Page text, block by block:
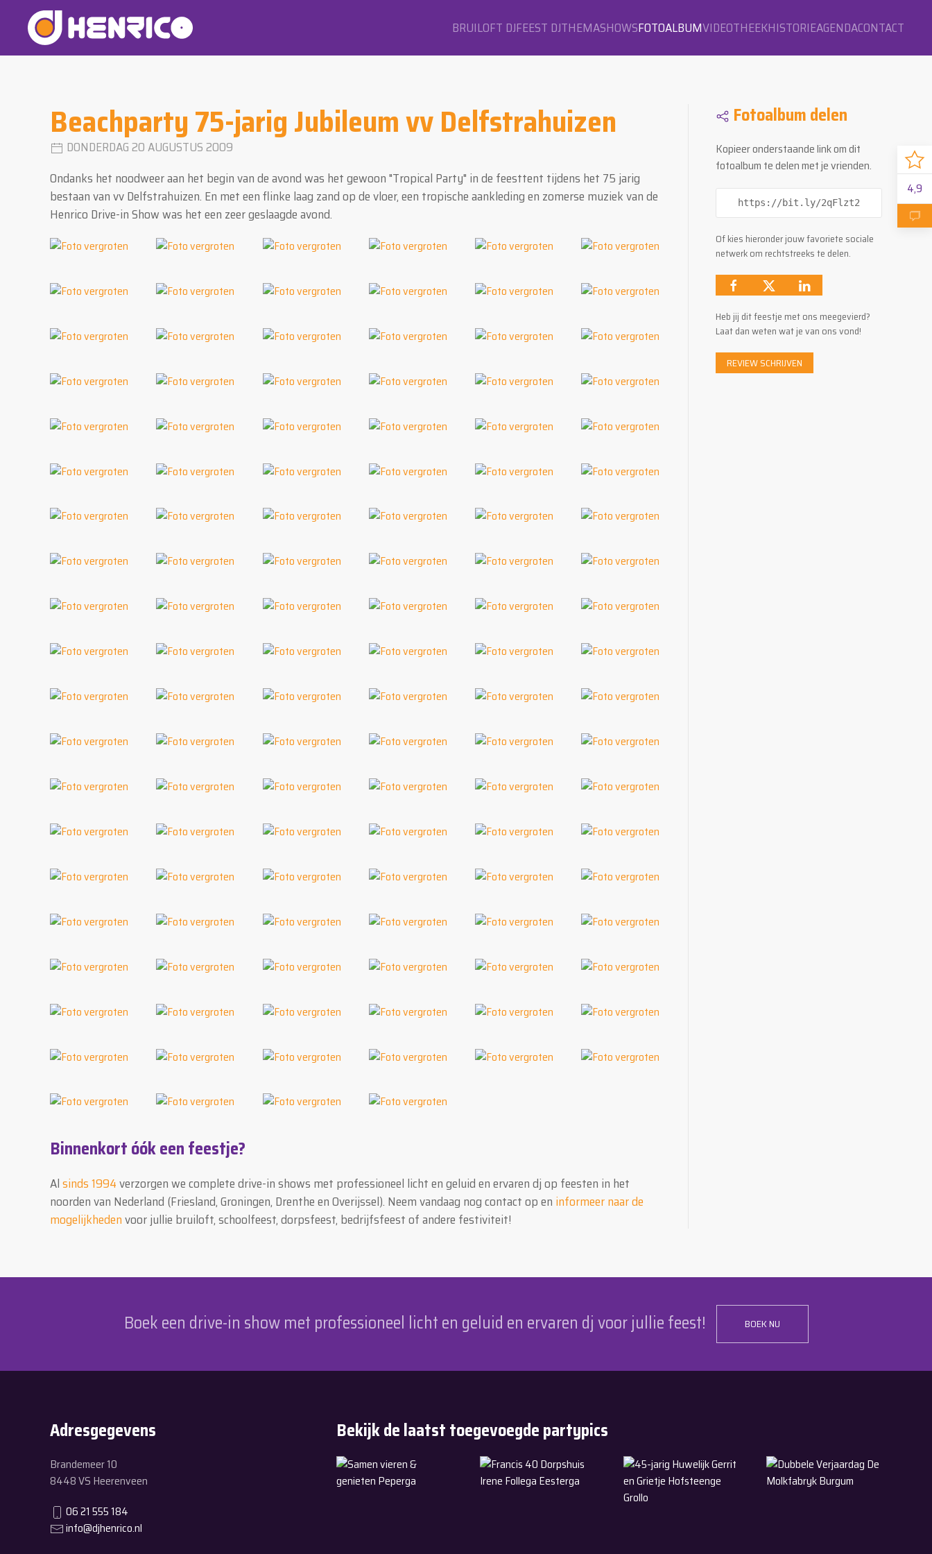
4,9
BRUILOFT DJFEEST DJTHEMASHOWSFOTOALBUMVIDEOTHEEKHISTORIEAGENDACONTACT
Beachparty 75-jarig Jubileum vv Delfstrahuizen
DONDERDAG 20 AUGUSTUS 2009
Ondanks het noodweer aan het begin van de avond was het gewoon "Tropical Party" in de feesttent tijdens het 75 jarig
bestaan van vv Delfstrahuizen. En met een flinke laag zand op de vloer, een tropische aankleding en zomerse muziek van de
Henrico Drive-in Show was het een zeer geslaagde avond.
Binnenkort óók een feestje?
Alsinds 1994verzorgen we complete drive-in shows met professioneel licht en geluid en ervaren dj op feesten in het
noorden van Nederland (Friesland, Groningen, Drenthe en Overijssel). Neem vandaag nog contact op en informeer naar de
mogelijkhedenvoor jullie bruiloft, schoolfeest, dorpsfeest, bedrijfsfeest of andere festiviteit!
Fotoalbum delen
Kopieer onderstaande link om dit
fotoalbum te delen met je vrienden.
https://bit.ly/2qFlzt2
Of kies hieronder jouw favoriete sociale
netwerk om rechtstreeks te delen.
Heb jij dit feestje met ons meegevierd?
Laat dan weten wat je van ons vond!
REVIEW SCHRIJVEN
Boek een drive-in show met professioneel licht en geluid en ervaren dj voor jullie feest! BOEK NU
Adresgegevens
Brandemeer 10
8448 VS Heerenveen
06 21 555 184
info@djhenrico.nl
Bekijk de laatst toegevoegde partypics
Samen vieren & genieten PepergaFrancis 40 Dorpshuis Irene Follega Eesterga45-jarig Huwelijk Gerrit en Grietje Hofsteenge Grollo
Dubbele Verjaardag De